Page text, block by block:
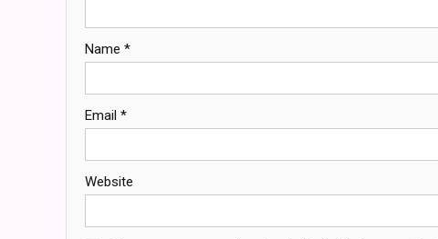
Name *
Email *
Website